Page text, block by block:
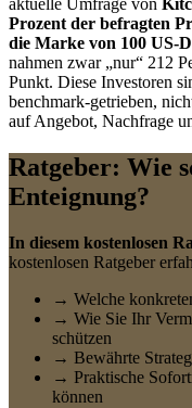
aktuelle Umfrage von
Prozent der befragten
die Marke von 100 US-
nahmen zwar „nur“ 212
Punkt. Diese Investoren
benchmark-getrieben,
auf Angebot, Nachfrage
Ratgeber: Wie
Enteignung?
In diesem kostenlosen
kostenlosen Ratgeber
→ Welche
→ Wie Sie Ihr
schützen
→ Bewährte
→ Praktische
können